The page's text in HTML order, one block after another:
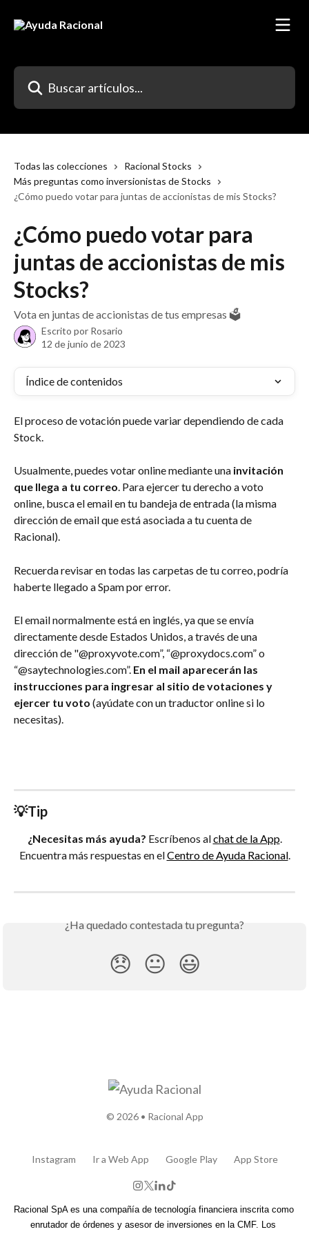
Buscar artículos...
Todas las colecciones
Racional Stocks
Más preguntas como inversionistas de Stocks
¿Cómo puedo votar para juntas de accionistas de mis Stocks?
¿Cómo puedo votar para
juntas de accionistas de mis
Stocks?
Vota en juntas de accionistas de tus empresas 🗳️
Escrito por Rosario
12 de junio de 2023
Índice de contenidos
El proceso de votación puede variar dependiendo de cada
Stock.
Usualmente, puedes votar online mediante una invitación
que llega a tu correo. Para ejercer tu derecho a voto
online, busca el email en tu bandeja de entrada (la misma
dirección de email que está asociada a tu cuenta de
Racional).
Recuerda revisar en todas las carpetas de tu correo, podría
haberte llegado a Spam por error.
El email normalmente está en inglés, ya que se envía
directamente desde Estados Unidos, a través de una
dirección de "@proxyvote.com”, “@proxydocs.com” o
“@saytechnologies.com”. En el mail aparecerán las
instrucciones para ingresar al sitio de votaciones y
ejercer tu voto (ayúdate con un traductor online si lo
necesitas).
💡Tip
¿Necesitas más ayuda? Escríbenos al chat de la App.
Encuentra más respuestas en el Centro de Ayuda Racional.
¿Ha quedado contestada tu pregunta?
😞 😐 😃
© 2026 • Racional App
Instagram Ir a Web App Google Play App Store
Racional SpA es una compañía de tecnología financiera inscrita como
enrutador de órdenes y asesor de inversiones en la CMF. Los